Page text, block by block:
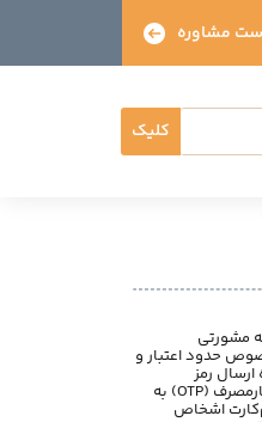
کلیک
مشاوره
مشورتی
حدود اعتبار و
ارسال رمز
یک‌بارمصرف (OTP) به
اشخاص